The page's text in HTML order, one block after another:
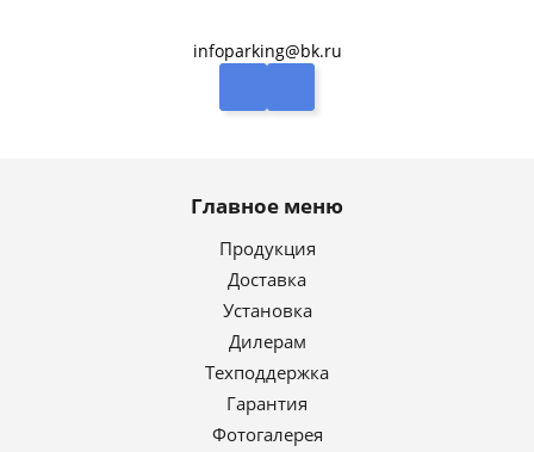
infoparking@bk.ru
Главное меню
Продукция
Доставка
Установка
Дилерам
Техподдержка
Гарантия
Фотогалерея